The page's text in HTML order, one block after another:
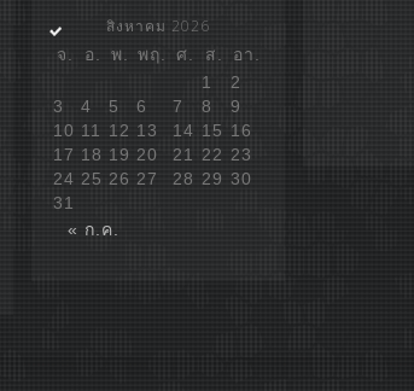
สิงหาคม 2026
จ. อ. พ. พฤ. ศ. ส.
อา.
1
2
3
4 5 6 7 8
9
10 11 12 13 14 15 16
17 18 19 20 21 22 23
24 25 26 27 28 29 30
31
« ก.ค.